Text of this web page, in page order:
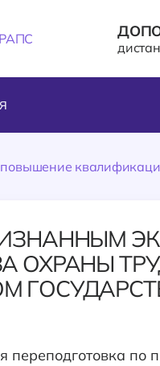
повышение
ОХРАНЫ
переподготовка по